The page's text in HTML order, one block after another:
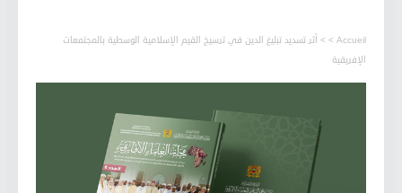
Accueil
> > أثر تسديد تبليغ الدين في ترسيخ القيم الإسلامية الوسطية بالمجتمعات
الإفريقية